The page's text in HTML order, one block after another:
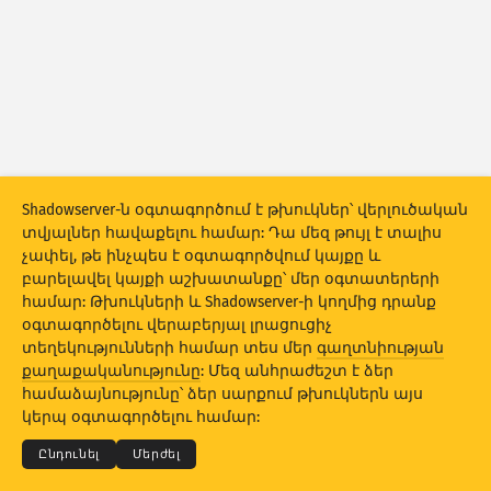
Խմբավորել ըստ
Երկիր Պիտակ
Տվյալների սանդղակ
Տեսք
Ավտոմատ կերպով թարմացման արդյունքներ
Թարմացնել Վերակայել
Ներբեռնել որպես PNG
© 2026THE SHADOWSERVER FOUNDATION
Գաղտնիություն և պայմաններ
Կապ մեզ հետ
Կրեդիտներ
Shadowserver-ն օգտագործում է թխուկներ՝ վերլուծական
տվյալներ հավաքելու համար: Դա մեզ թույլ է տալիս
չափել, թե ինչպես է օգտագործվում կայքը և
բարելավել կայքի աշխատանքը՝ մեր օգտատերերի
համար: Թխուկների և Shadowserver-ի կողմից դրանք
օգտագործելու վերաբերյալ լրացուցիչ
տեղեկությունների համար տես մեր գաղտնիության
քաղաքականությունը: Մեզ անհրաժեշտ է ձեր
համաձայնությունը՝ ձեր սարքում թխուկներն այս
կերպ օգտագործելու համար:
Ընդունել Մերժել